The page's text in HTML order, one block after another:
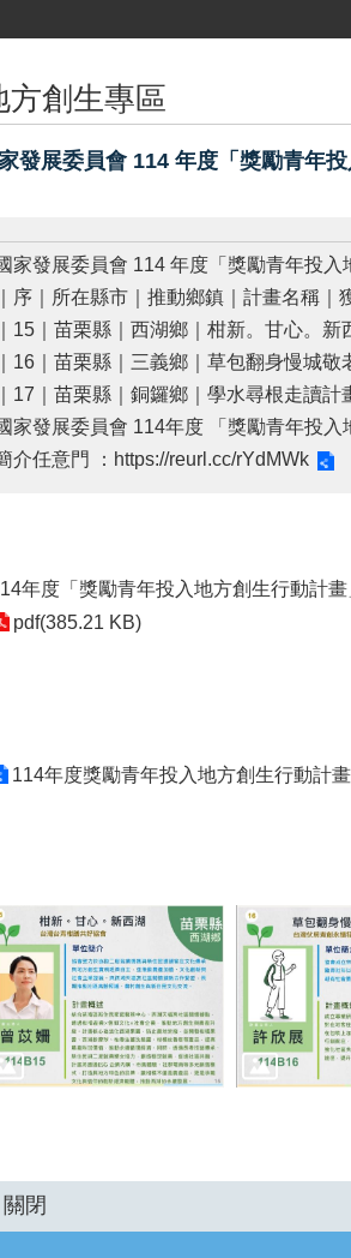
方創生專區
發展委員會 114 年度「獎勵青年
家發展委員會 114 年度「獎勵青年投
｜序｜所在縣市｜推動鄉鎮｜計畫名稱｜
｜15｜苗栗縣｜西湖鄉｜柑新。甘心。新
｜16｜苗栗縣｜三義鄉｜草包翻身慢城
｜17｜苗栗縣｜銅鑼鄉｜學水尋根走讀計
家發展委員會 114年度 「獎勵青年投
介任意門 ： https://reurl.cc/rYdMWk
年度「獎勵青年投入地方創生行動計
pdf(385.21 KB)
114年度獎勵青年投入地方創生行動計
關閉